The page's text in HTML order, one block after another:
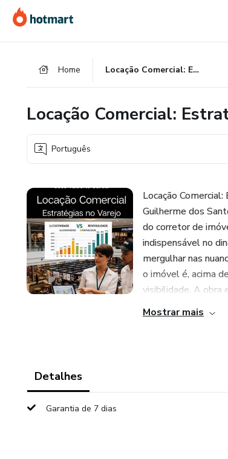
para
o
para
o
para
o
Home Locação Comercial: Estratégias no Varejo
Locação Comercial:
Português
Locação
Guilherme dos
do corretor de
indispensável no
mergulhar nas
o imóvel é, acima
visibilidade. A obra
Mostrar mais
Detalhes
Garantia de 7 dias